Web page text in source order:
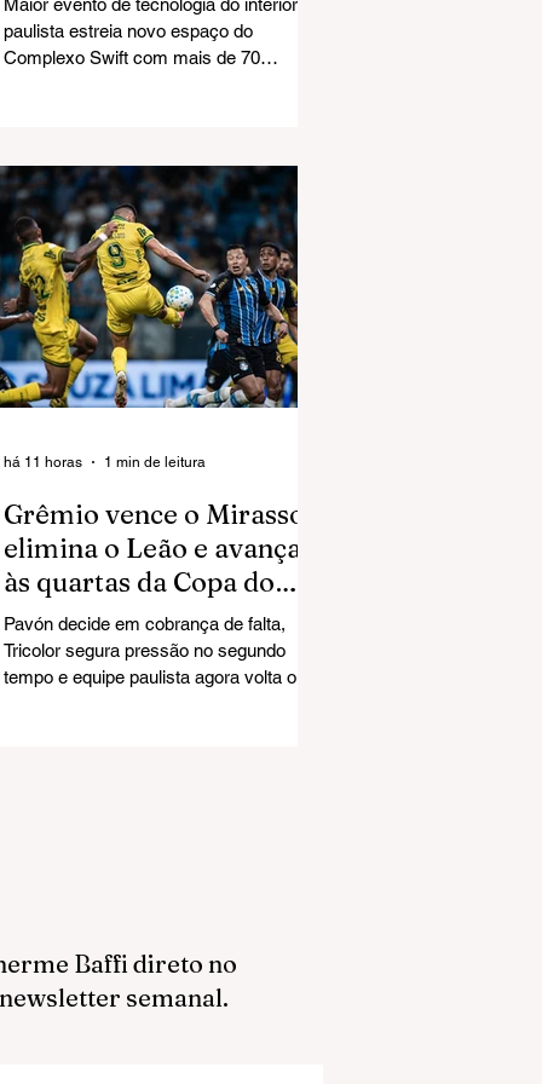
paulista estreia novo espaço do
Complexo Swift com mais de 70
estreia do Graneleiro revitalizado, no
Complexo Swift, como palco de grandes
eventos. A abertura reuniu milhares de
participantes, empresários, estudantes,
startups, investidores e profissionais do
setor de tecnologia, consolidando a
maior edição da história do encontro.
Grêmio vence o Mirassol,
elimina o Leão e avança
às quartas da Copa do
Brasil
Pavón decide em cobrança de falta,
Tricolor segura pressão no segundo
tempo e equipe paulista agora volta o
há 11 horas 1 min de leitura
Baffi direto no
semanal.